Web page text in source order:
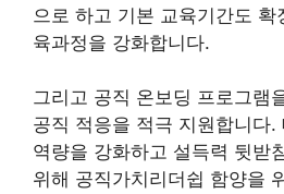
으로 하고 기본 교육기간도 확
육과정을 강화합니다.
그리고 공직 온보딩 프로그램
공직 적응을 적극 지원합니다.
역량을 강화하고 설득력 뒷받
위해 공직가치리더쉽 함양을